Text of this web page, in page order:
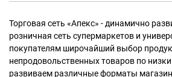
Торговая сеть «Апекс» - динамично
розничная сеть супермаркетов и
покупателям широчайший выбор
непродовольственных товаров по
развиваем различные форматы